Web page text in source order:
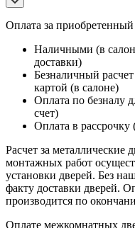
Оплата за
Наличными (в
доставки)
Безналичный
картой (в салоне)
Оплата по безналу
счет)
Оплата в рассрочку
Расчет за
монтажных работ
установки дверей. Без
факту доставки дверей.
производится по
Оплате межкомнатных